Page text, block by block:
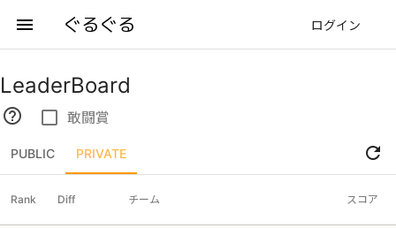
menu ぐるぐる ログイン
LeaderBoard
help_outline check_box_outline_blank 敢闘賞
PUBLIC PRIVATE refresh
Rank Diff チーム スコア